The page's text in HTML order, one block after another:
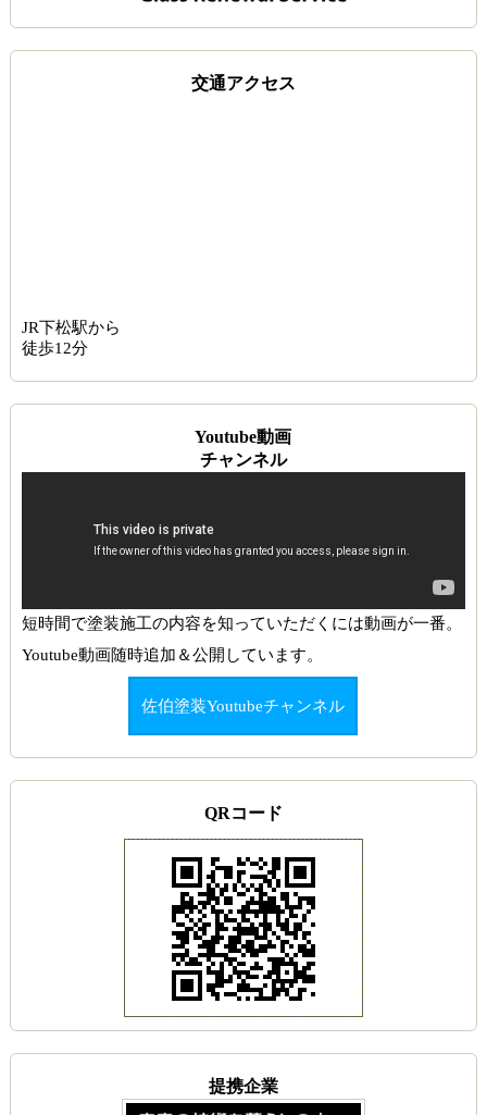
交通アクセス
JR下松駅から
徒歩12分
Youtube動画
チャンネル
短時間で塗装施工の内容を知っていただくには動画が一番。
Youtube動画随時追加＆公開しています。
佐伯塗装Youtubeチャンネル
QRコード
提携企業